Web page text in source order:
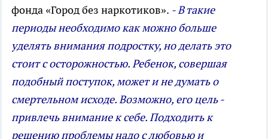
фонда «Город без наркотиков». - В такие
периоды необходимо как можно больше
уделять внимания подростку, но делать это
стоит с осторожностью. Ребенок, совершая
подобный поступок, может и не думать о
смертельном исходе. Возможно, его цель -
привлечь внимание к себе. Подходить к
решению проблемы надо с любовью и